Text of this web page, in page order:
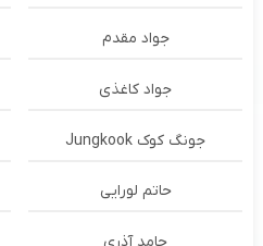
جواد مقدم
جواد کاغذی
جونگ کوک Jungkook
حاتم لورایی